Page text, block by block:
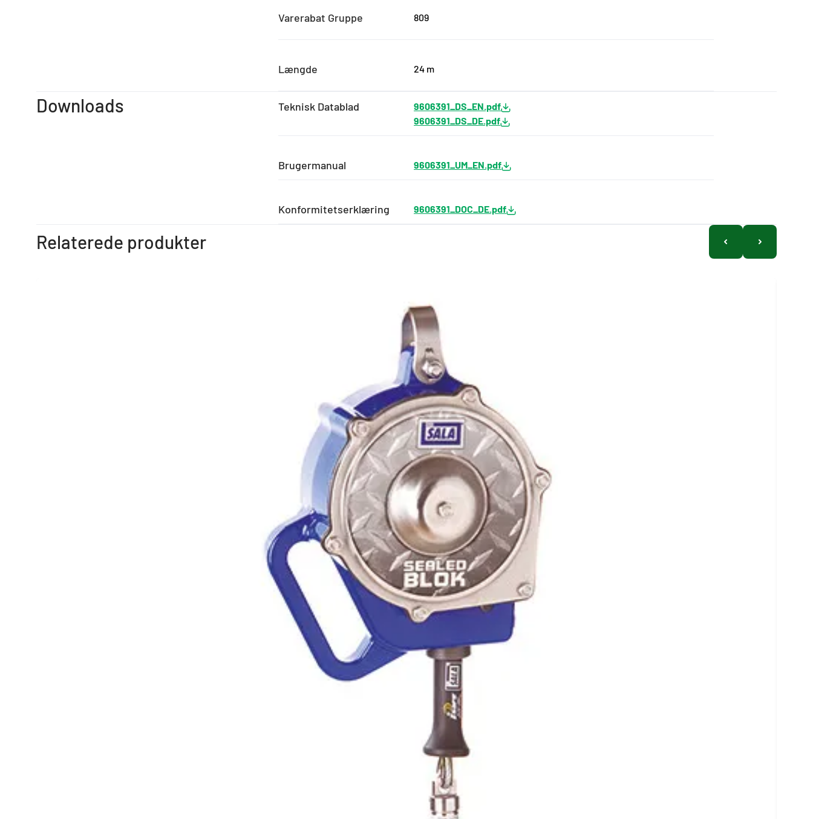
Varerabat Gruppe 809
Længde 24 m
Downloads Teknisk Datablad
9606391_DS_EN.pdf
9606391_DS_DE.pdf
Brugermanual 9606391_UM_EN.pdf
Konformitetserklæring 9606391_DOC_DE.pdf
Relaterede produkter